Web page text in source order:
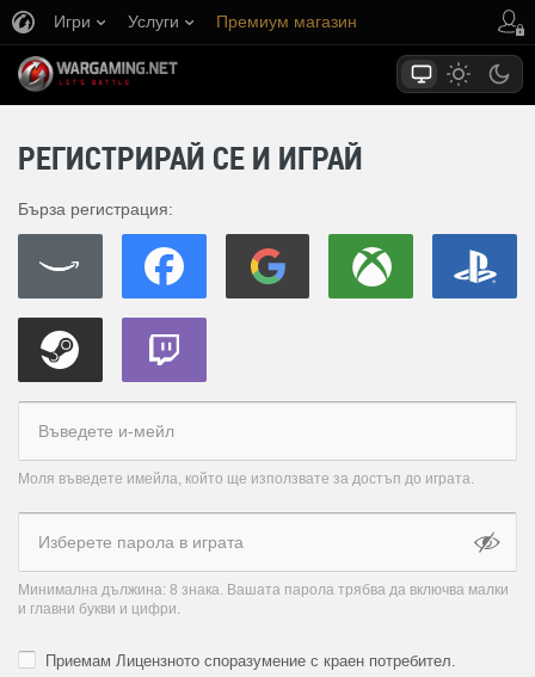
Игри Услуги Премиум магазин
РЕГИСТРИРАЙ СЕ И ИГРАЙ
Бърза регистрация:
Моля въведете имейла, който ще използвате за достъп до играта.
Минимална дължина: 8 знака. Вашата парола трябва да включва малки
и главни букви и цифри.
Приемам Лицензното споразумение с краен потребител.